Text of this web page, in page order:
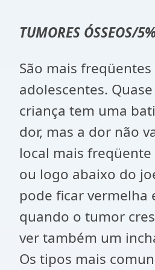
TUMORES ÓSSEOS/
São mais freqüentes
adolescentes.
criança tem uma
dor, mas a dor não
local mais
ou logo abaixo do
pode ficar vermelha
quando o tumor
ver também um
Os tipos mais